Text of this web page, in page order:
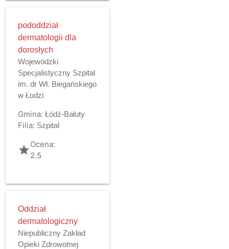
pododdział
dermatologii dla
dorosłych
Wojewódzki
Specjalistyczny Szpital
im. dr Wł. Biegańskiego
w Łodzi
Gmina: Łódź-Bałuty
Filia: Szpital
gradeOcena:
2.5
Oddział
dermatologiczny
Niepubliczny Zakład
Opieki Zdrowotnej